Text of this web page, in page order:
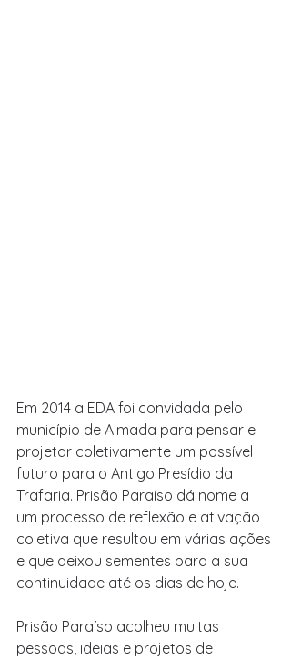
Em 2014 a EDA foi convidada pelo
município de Almada para pensar e
projetar coletivamente um possível
futuro para o Antigo Presídio da
Trafaria. Prisão Paraíso dá nome a
um processo de reflexão e ativação
coletiva que resultou em várias ações
e que deixou sementes para a sua
continuidade até os dias de hoje.
Prisão Paraíso acolheu muitas
pessoas, ideias e projetos de